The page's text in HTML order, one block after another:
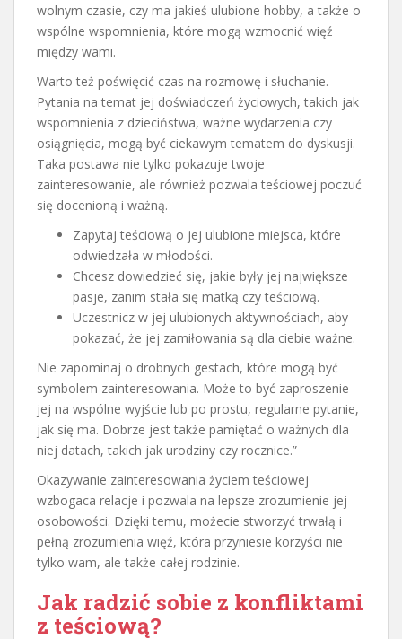
wolnym czasie, czy ma jakieś ulubione hobby, a także o
wspólne wspomnienia, które mogą wzmocnić więź
między wami.
Warto też poświęcić czas na rozmowę i słuchanie.
Pytania na temat jej doświadczeń życiowych, takich jak
wspomnienia z dzieciństwa, ważne wydarzenia czy
osiągnięcia, mogą być ciekawym tematem do dyskusji.
Taka postawa nie tylko pokazuje twoje
zainteresowanie, ale również pozwala teściowej poczuć
się docenioną i ważną.
Zapytaj teściową o jej ulubione miejsca, które
odwiedzała w młodości.
Chcesz dowiedzieć się, jakie były jej największe
pasje, zanim stała się matką czy teściową.
Uczestnicz w jej ulubionych aktywnościach, aby
pokazać, że jej zamiłowania są dla ciebie ważne.
Nie zapominaj o drobnych gestach, które mogą być
symbolem zainteresowania. Może to być zaproszenie
jej na wspólne wyjście lub po prostu, regularne pytanie,
jak się ma. Dobrze jest także pamiętać o ważnych dla
niej datach, takich jak urodziny czy rocznice.”
Okazywanie zainteresowania życiem teściowej
wzbogaca relacje i pozwala na lepsze zrozumienie jej
osobowości. Dzięki temu, możecie stworzyć trwałą i
pełną zrozumienia więź, która przyniesie korzyści nie
tylko wam, ale także całej rodzinie.
Jak radzić sobie z konfliktami
z teściową?